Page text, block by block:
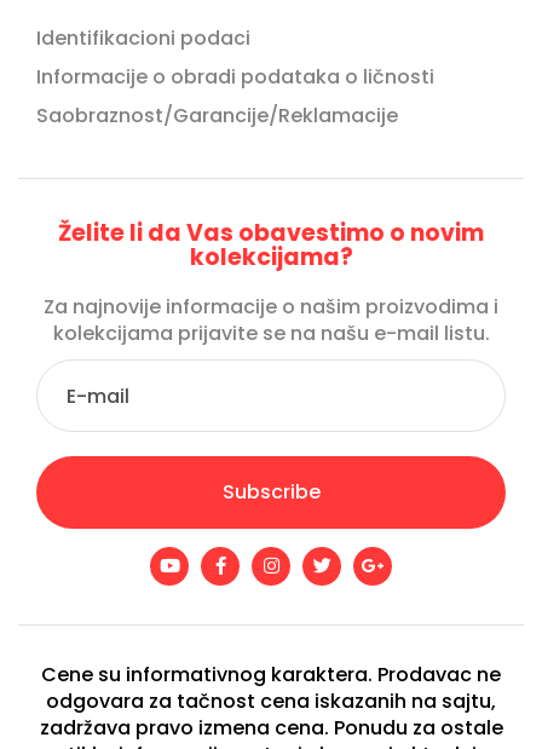
Identifikacioni podaci
Informacije o obradi podataka o ličnosti
Saobraznost/Garancije/Reklamacije
Želite li da Vas obavestimo o novim
kolekcijama?
Za najnovije informacije o našim proizvodima i
kolekcijama prijavite se na našu e-mail listu.
Subscribe
Cene su informativnog karaktera. Prodavac ne
odgovara za tačnost cena iskazanih na sajtu,
zadržava pravo izmena cena. Ponudu za ostale